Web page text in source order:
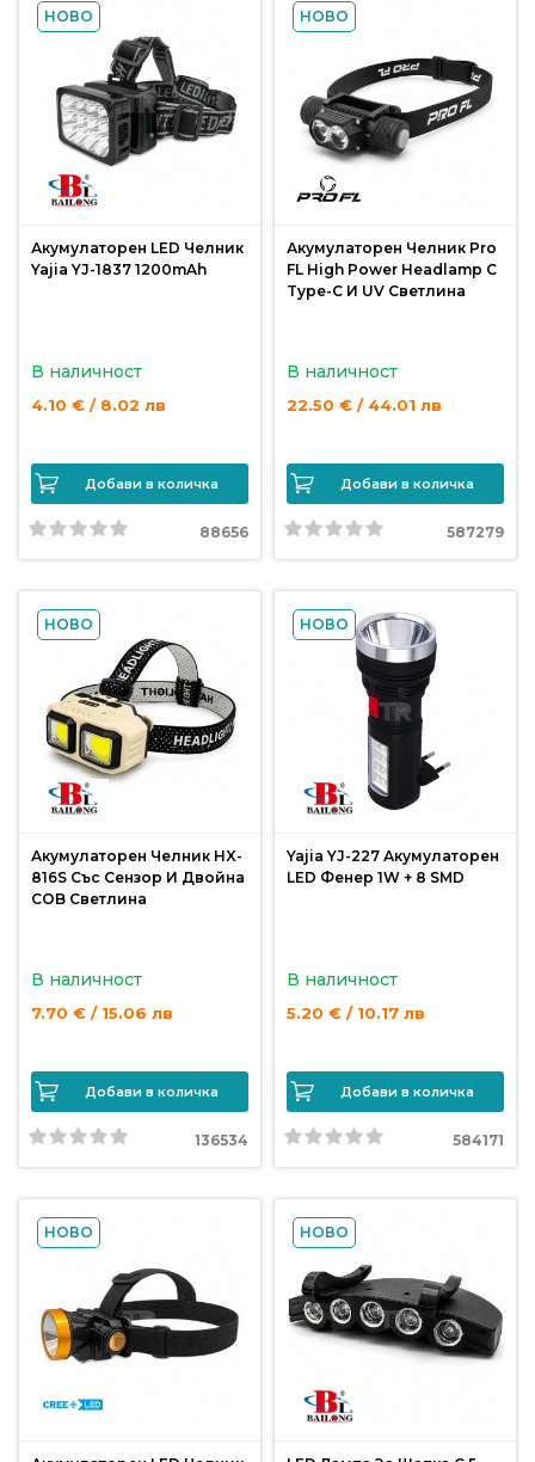
“бисквитки”
Copyright
2026
Всички
запазени.
Дизайн
от
НОВО
Акумулаторен LED Челник
Yajia YJ-1837 1200mAh
В наличност
4.10 € / 8.02 лв
Добави в количка
88656
НОВО
Акумулаторен Челник Pro
FL High Power Headlamp С
Type-C И UV Светлина
В наличност
22.50 € / 44.01 лв
Добави в количка
587279
НОВО
Акумулаторен Челник HX-
816S Със Сензор И Двойна
COB Светлина
В наличност
7.70 € / 15.06 лв
Добави в количка
136534
НОВО
Yajia YJ-227 Акумулаторен
LED Фенер 1W + 8 SMD
В наличност
5.20 € / 10.17 лв
Добави в количка
584171
НОВО НОВО